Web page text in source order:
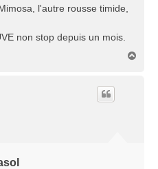
l'autre rousse timide,
non stop depuis un mois.